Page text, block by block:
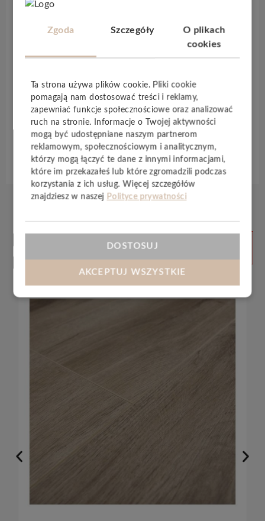
Specyfikacja techniczna
podkreśla wyjątkowy wystrój takich wnętrz, podnosi
może stanowić interesujący dodatek do każdego
pomieszczenia. Dowolność zestawiania jest dużą
pomaga też w tworzeniu eklektycznych, oryginalnych
wnętrz. To propozycja dla osób chcących stworzyć
designerskie wnętrze – proste, ale jednocześnie
posiadające swój niepowtarzalny styl.
Produkty
powiązane
Zgoda Szczegóły
O plikach
cookies
Ta strona używa plików cookie. Pliki cookie
pomagają nam dostosować treści i reklamy,
zapewniać funkcje społecznościowe oraz analizować
ruch na stronie. Informacje o Twojej aktywności
mogą być udostępniane naszym partnerom
reklamowym, społecznościowym i analitycznym,
którzy mogą łączyć te dane z innymi informacjami,
które im przekazałeś lub które zgromadzili podczas
korzystania z ich usług. Więcej szczegółów
znajdziesz w naszej Polityce prywatności
DOSTOSUJ
AKCEPTUJ WSZYSTKIE